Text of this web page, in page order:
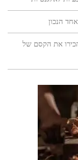
הנכון
את הקסם של